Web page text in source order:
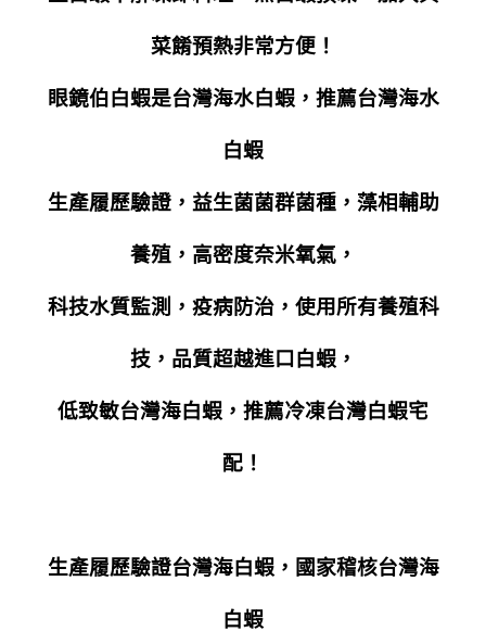
菜餚預熱非常方便！
眼鏡伯白蝦是台灣海水白蝦，推薦台灣海水
白蝦
生產履歷驗證，益生菌菌群菌種，藻相輔助
養殖，高密度奈米氧氣，
科技水質監測，疫病防治，使用所有養殖科
技，品質超越進口白蝦，
低致敏台灣海白蝦，推薦冷凍台灣白蝦宅
配！
生產履歷驗證台灣海白蝦，國家稽核台灣海
白蝦